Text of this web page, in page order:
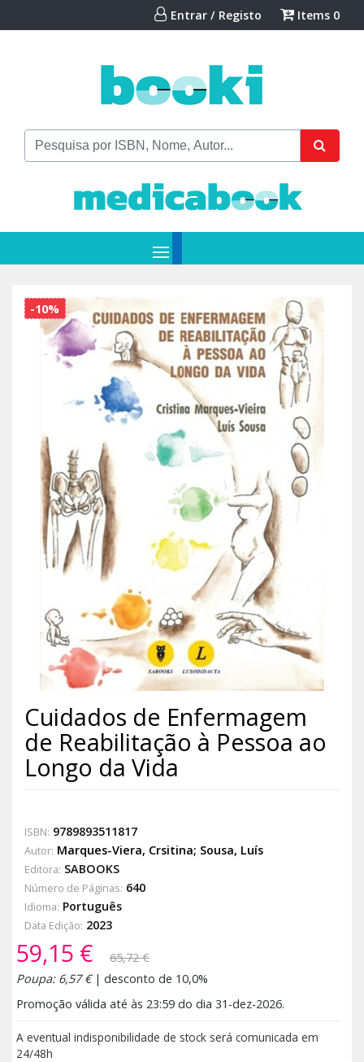
Entrar / Registo Items 0
-10%
Cuidados de Enfermagem
de Reabilitação à Pessoa ao
Longo da Vida
ISBN: 9789893511817
Autor: Marques-Viera, Crsitina; Sousa, Luís
Editora: SABOOKS
Número de Páginas: 640
Idioma: Português
Data Edição: 2023
59,15 €
65,72 €
Poupa: 6,57 €| desconto de 10,0%
Promoção válida até às 23:59 do dia 31-dez-2026.
A eventual indisponibilidade de stock será comunicada em
24/48h